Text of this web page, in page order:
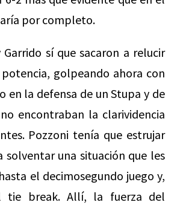
por completo.
sí que sacaron a relucir
golpeando ahora con
en la defensa de un Stupa y de
encontraban la clarividencia
Pozzoni tenía que estrujar
solventar una situación que les
el decimosegundo juego y,
tie break. Allí, la fuerza del